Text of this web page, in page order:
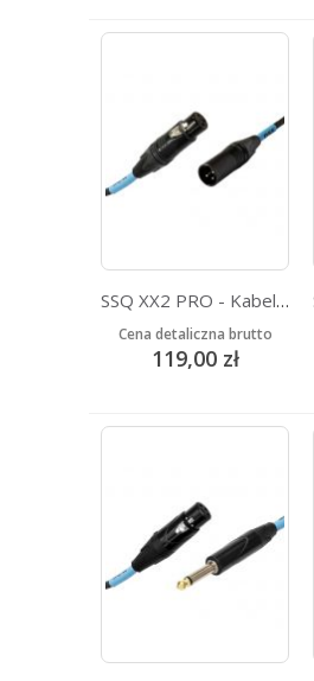
SSQ XX2 PRO - Kabel XLR-XLR 2 metrowy - NEUTRIK
Cena detaliczna brutto
119,00 zł